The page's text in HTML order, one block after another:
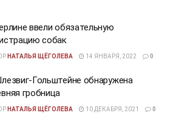
ввели обязательную
собак
НАТАЛЬЯ ЩЁГОЛЕВА 14 ЯНВАРЯ, 2022 0
Гольштейне обнаружена
гробница
НАТАЛЬЯ ЩЁГОЛЕВА 10 ДЕКАБРЯ, 2021 0